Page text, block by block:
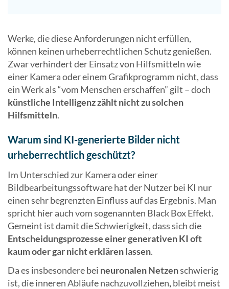
Werke, die diese Anforderungen nicht erfüllen,
können keinen urheberrechtlichen Schutz genießen.
Zwar verhindert der Einsatz von Hilfsmitteln wie
einer Kamera oder einem Grafikprogramm nicht, dass
ein Werk als “vom Menschen erschaffen” gilt – doch
künstliche Intelligenz zählt nicht zu solchen
Hilfsmitteln.
Warum sind KI-generierte Bilder nicht
urheberrechtlich geschützt?
Im Unterschied zur Kamera oder einer
Bildbearbeitungssoftware hat der Nutzer bei KI nur
einen sehr begrenzten Einfluss auf das Ergebnis. Man
spricht hier auch vom sogenannten Black Box Effekt.
Gemeint ist damit die Schwierigkeit, dass sich die
Entscheidungsprozesse einer generativen KI oft
kaum oder gar nicht erklären lassen.
Da es insbesondere bei neuronalen Netzenschwierig
ist, die inneren Abläufe nachzuvollziehen,bleibt meist